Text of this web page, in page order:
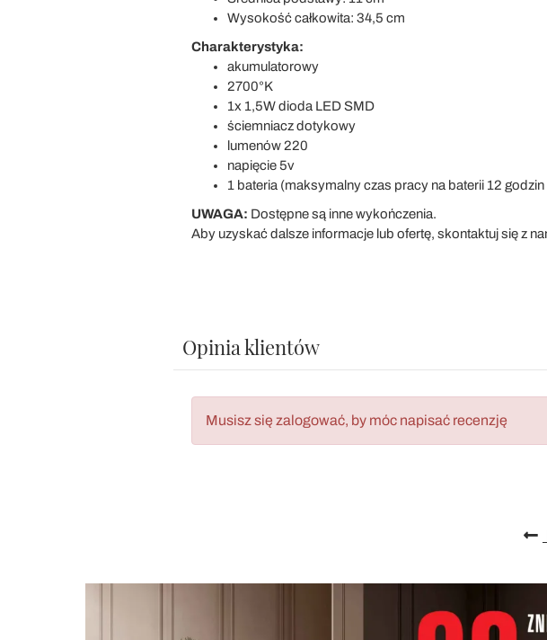
Wysokość całkowita: 34,5 cm
Charakterystyka:
akumulatorowy
2700°K
1x 1,5W dioda LED SMD
ściemniacz dotykowy
lumenów 220
napięcie 5v
1 bateria (maksymalny czas pracy na baterii 12
UWAGA: Dostępne są inne wykończenia.
Aby uzyskać dalsze informacje lub ofertę, skontaktuj się z
Opinia klientów
Musisz się zalogować, by móc napisać recenzję